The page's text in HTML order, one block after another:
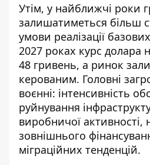
Утім, у найближчі роки
залишатиметься більш
умови реалізації
2027 роках курс долара
48 гривень, а ринок
керованим. Головні
воєнні: інтенсивність
руйнування
виробничої активності,
зовнішнього
міграційних тенденцій.